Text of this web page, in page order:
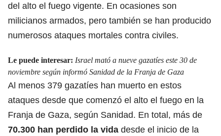
del alto el fuego vigente. En ocasiones son
milicianos armados, pero también se han producido
numerosos ataques mortales contra civiles.
Le puede interesar: Israel mató a nueve gazatíes este 30 de
noviembre según informó Sanidad de la Franja de Gaza
Al menos 379 gazatíes han muerto en estos
ataques desde que comenzó el alto el fuego en la
Franja de Gaza, según Sanidad. En total, más de
70.300 han perdido la vida desde el inicio de la